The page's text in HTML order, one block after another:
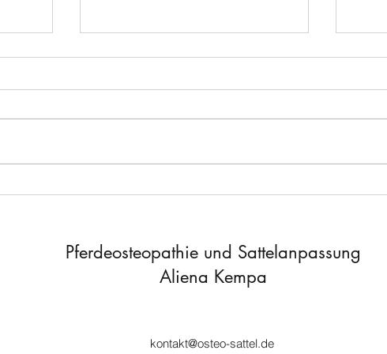
Pferdeosteopathie und Sattelanpassung
Aliena Kempa
kontakt@osteo-sattel.de